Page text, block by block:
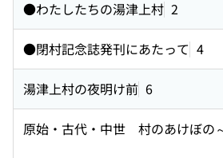
●わたしたちの湯津上村 2
●閉村記念誌発刊にあたって 4
湯津上村の夜明け前 6
原始・古代・中世 村のあけぼの